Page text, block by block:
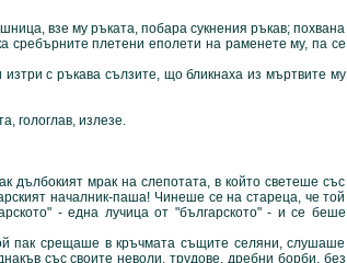
взе му ръката, побара сукнения ръкав; похвана
сребърните плетени еполети на раменете му, па се
с ръкава сълзите, що бликнаха из мъртвите му
гологлав, излезе.
мрак на слепотата, в който светеше със
началник-паша! Чинеше се на стареца, че той
- една лучица от "българското" - и се беше
срещаше в кръчмата същите селяни, слушаше
със своите неволи, трудове, дребни борби, без